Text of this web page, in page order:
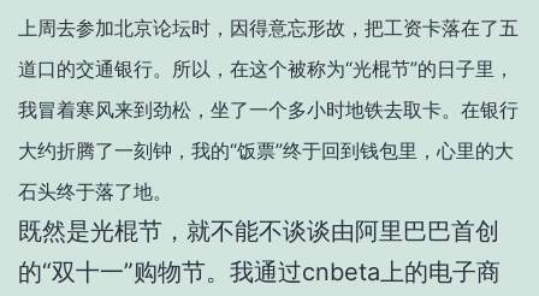
上周去参加北京论坛时，因得意忘形故，把工资卡落在了五
道口的交通银行。所以，在这个被称为“光棍节”的日子里，
我冒着寒风来到劲松，坐了一个多小时地铁去取卡。在银行
大约折腾了一刻钟，我的“饭票”终于回到钱包里，心里的大
石头终于落了地。
既然是光棍节，就不能不谈谈由阿里巴巴首创
的“双十一”购物节。我通过cnbeta上的电子商